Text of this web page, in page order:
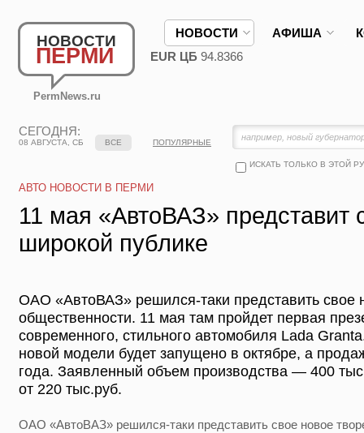
НОВОСТИ
ПЕРМИ
PermNews.ru
НОВОСТИ АФИША
EUR ЦБ 94.8366
СЕГОДНЯ:
08 АВГУСТА, СБ
ИСКАТЬ ТОЛЬКО В ЭТОЙ
ВСЕ ПОПУЛЯРНЫЕ
АВТО НОВОСТИ В ПЕРМИ
11 мая «АвтоВАЗ» представит
широкой публике
ОАО «АвтоВАЗ» решился-таки представить свое
общественности. 11 мая там пройдет первая
современного, стильного автомобиля Lada
новой модели будет запущено в октябре, а
года. Заявленный объем производства — 400
от 220 тыс.руб.
ОАО «АвтоВАЗ» решился-таки представить свое новое